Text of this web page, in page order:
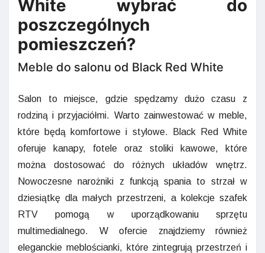
White wybrać do
poszczególnych
pomieszczeń?
Meble do salonu od Black Red White
Salon to miejsce, gdzie spędzamy dużo czasu z
rodziną i przyjaciółmi. Warto zainwestować w meble,
które będą komfortowe i stylowe. Black Red White
oferuje kanapy, fotele oraz stoliki kawowe, które
można dostosować do różnych układów wnętrz.
Nowoczesne narożniki z funkcją spania to strzał w
dziesiątkę dla małych przestrzeni, a kolekcje szafek
RTV pomogą w uporządkowaniu sprzętu
multimedialnego. W ofercie znajdziemy również
eleganckie meblościanki, które zintegrują przestrzeń i